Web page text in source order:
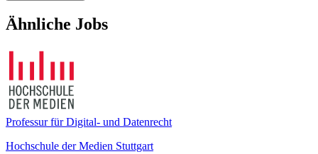
Ähnliche Jobs
Professur für Digital- und Datenrecht
Hochschule der Medien Stuttgart